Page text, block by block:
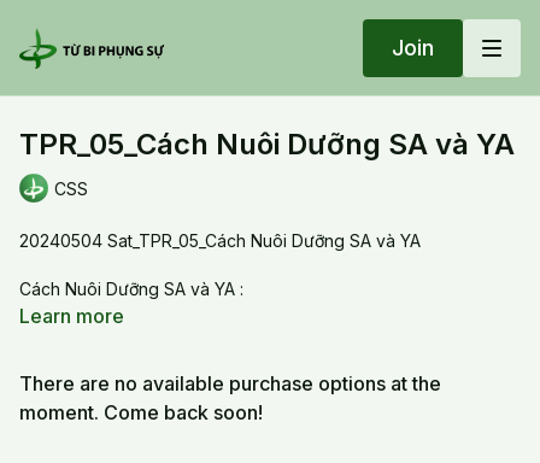
Join
TPR_05_Cách Nuôi Dưỡng SA và YA
CSS
20240504 Sat_TPR_05_Cách Nuôi Dưỡng SA và YA
Cách Nuôi Dưỡng SA và YA :
1- Cổng #1 : thân thư giãn và bát động,
Learn more
There are no available purchase options at the
moment. Come back soon!